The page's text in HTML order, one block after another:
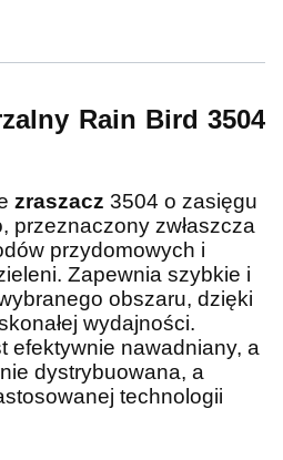
Rain Bird 3504
zraszacz 3504 o zasięgu
przeznaczony zwłaszcza
przydomowych i
Zapewnia szybkie i
obszaru, dzięki
wydajności.
efektywnie nawadniany, a
dystrybuowana, a
technologii